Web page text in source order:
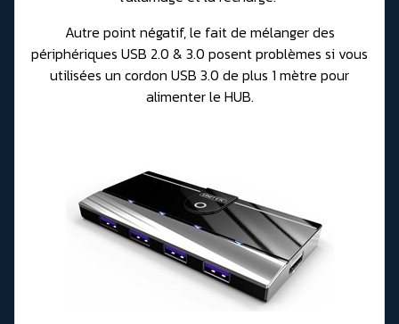
Autre point négatif, le fait de mélanger des
périphériques USB 2.0 & 3.0 posent problèmes si vous
utilisées un cordon USB 3.0 de plus 1 mètre pour
alimenter le HUB.